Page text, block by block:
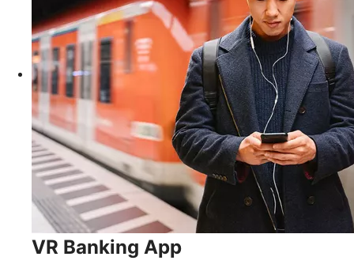
VR Banking App